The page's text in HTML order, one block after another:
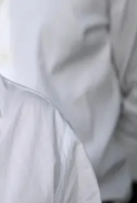
Kumamoto
terremoto de magnitud
este martes 28 de
prefectura de Kumamoto,